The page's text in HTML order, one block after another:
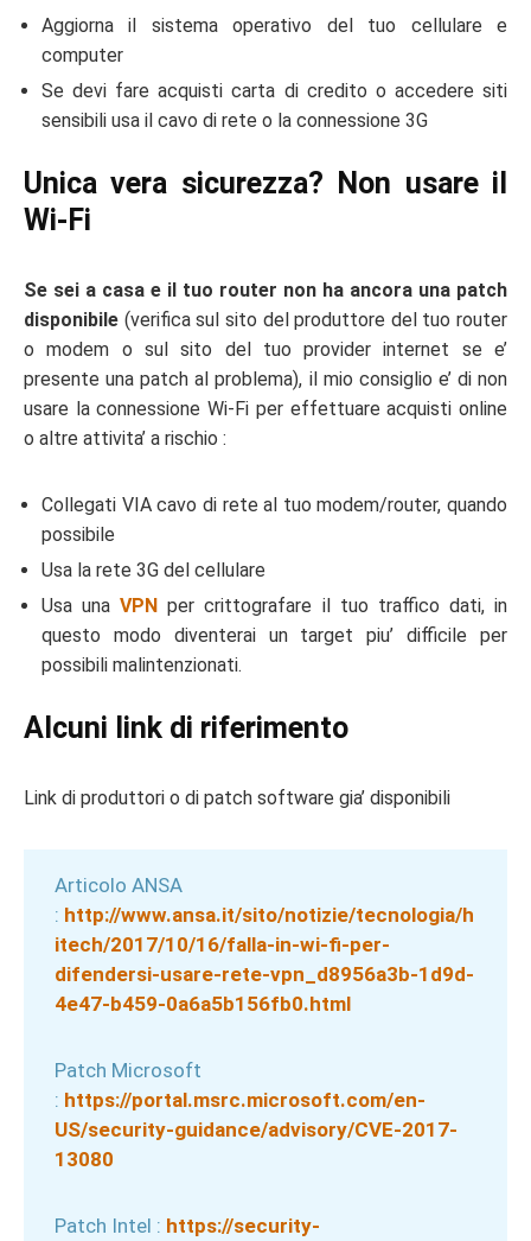
Aggiorna il sistema operativo del tuo cellulare e
computer
Se devi fare acquisti carta di credito o accedere siti
sensibili usa il cavo di rete o la connessione 3G
Unica vera sicurezza? Non usare il
Wi-Fi
Se sei a casa e il tuo router non ha ancora una patch
disponibile (verifica sul sito del produttore del tuo router
o modem o sul sito del tuo provider internet se e’
presente una patch al problema), il mio consiglio e’ di non
usare la connessione Wi-Fi per effettuare acquisti online
o altre attivita’ a rischio :
Collegati VIA cavo di rete al tuo modem/router, quando
possibile
Usa la rete 3G del cellulare
Usa unaVPN per crittografare il tuo traffico dati, in
questo modo diventerai un target piu’ difficile per
possibili malintenzionati.
Alcuni link di riferimento
Link di produttori o di patch software gia’ disponibili
Articolo ANSA
: http://www.ansa.it/sito/notizie/tecnologia/h
itech/2017/10/16/falla-in-wi-fi-per-
difendersi-usare-rete-vpn_d8956a3b-1d9d-
4e47-b459-0a6a5b156fb0.html
Patch Microsoft
: https://portal.msrc.microsoft.com/en-
US/security-guidance/advisory/CVE-2017-
13080
Patch Intel : https://security-